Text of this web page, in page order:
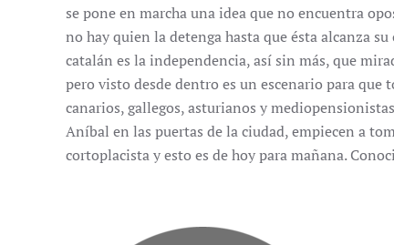
se pone en marcha una idea que no encuentra
no hay quien la detenga hasta que ésta alcanza
catalán es la independencia, así sin más, que
pero visto desde dentro es un escenario para que
canarios, gallegos, asturianos y
Aníbal en las puertas de la ciudad, empiecen a
cortoplacista y esto es de hoy para mañana.